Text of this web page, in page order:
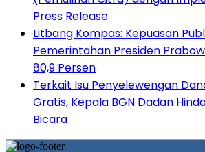
Press Release
Litbang Kompas: Kepuasan
Pemerintahan Presiden
80,9 Persen
Terkait Isu Penyelewengan
Gratis, Kepala BGN Dadan
Bicara